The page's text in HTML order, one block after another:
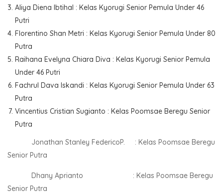
Aliya Diena Ibtihal : Kelas Kyorugi Senior Pemula Under 46
Putri
Florentino Shan Metri : Kelas Kyorugi Senior Pemula Under 80
Putra
Raihana Evelyna Chiara Diva : Kelas Kyorugi Senior Pemula
Under 46 Putri
Fachrul Dava Iskandi : Kelas Kyorugi Senior Pemula Under 63
Putra
Vincentius Cristian Sugianto : Kelas Poomsae Beregu Senior
Putra
Jonathan Stanley FedericoP. : Kelas Poomsae Beregu
Senior Putra
Dhany Aprianto : Kelas Poomsae Beregu
Senior Putra